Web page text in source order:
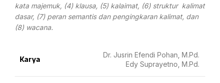
kata majemuk, (4) klausa, (5) kalaimat, (6) struktur kalimat
dasar, (7) peran semantis dan pengingkaran kalimat, dan
(8) wacana.
Karya
Dr. Jusrin Efendi Pohan, M.Pd.
Edy Suprayetno, M.Pd.